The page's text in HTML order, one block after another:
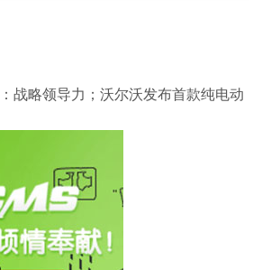
战略领导力；沃尔沃发布首款纯电动